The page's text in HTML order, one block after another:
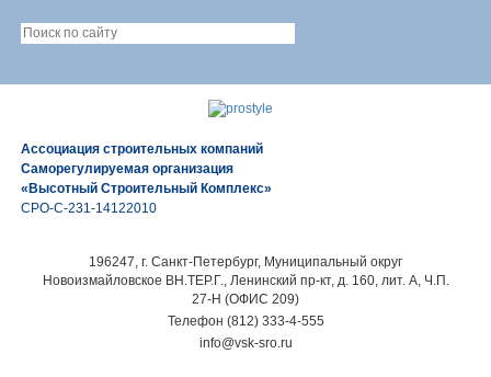
Ассоциация строительных компаний
Саморегулируемая организация
«Высотный Строительный Комплекс»
СРО-С-231-14122010
196247, г. Санкт-Петербург, Муниципальный округ
Новоизмайловское ВН.ТЕР.Г., Ленинский пр-кт, д. 160, лит. А, Ч.П.
27-Н (ОФИС 209)
Телефон (812) 333-4-555
info@vsk-sro.ru